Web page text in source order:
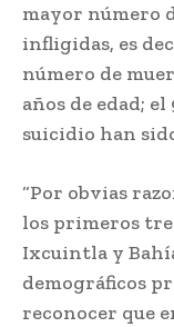
mayor número
infligidas, es
número de
años de edad;
suicidio han
“Por obvias
los primeros
Ixcuintla y
demográficos
reconocer que